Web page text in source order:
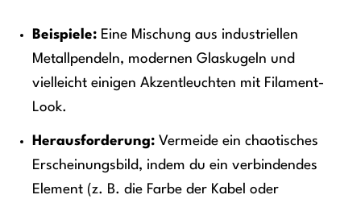
Beispiele:Eine Mischung aus industriellen
Metallpendeln, modernen Glaskugeln und
vielleicht einigen Akzentleuchten mit Filament-
Look.
Herausforderung:Vermeide ein chaotisches
Erscheinungsbild, indem du ein verbindendes
Element (z. B. die Farbe der Kabel oder